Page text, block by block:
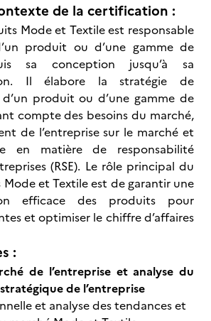
de la certification :
Mode et Textile est responsable
produit ou d’une gamme de
sa conception jusqu’à sa
Il élabore la stratégie de
produit ou d’une gamme de
compte des besoins du marché,
de l’entreprise sur le marché et
en matière de responsabilité
(RSE). Le rôle principal du
et Textile est de garantir une
efficace des produits pour
et optimiser le chiffre d’affaires
:
de l’entreprise et analyse du
de l’entreprise
et analyse des tendances et